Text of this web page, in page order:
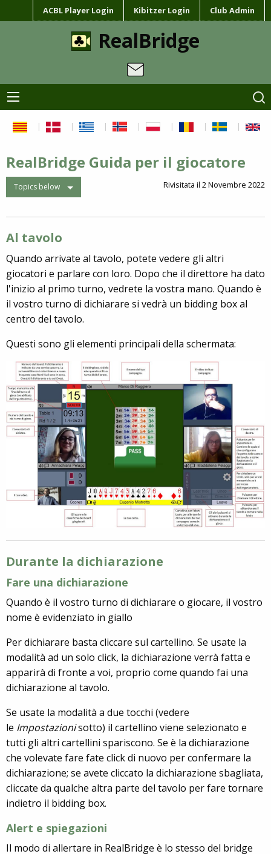
ACBL Player Login Kibitzer Login Club Admin
RealBridge
RealBridge Guida per il giocatore
Topics below Rivisitata il 2 Novembre 2022
Al tavolo
Quando arrivate al tavolo, potete vedere gli altri
giocatori e parlare con loro. Dopo che il direttore ha dato
l'inizio al primo turno, vedrete la vostra mano. Quando è
il vostro turno di dichiarare si vedrà un bidding box al
centro del tavolo.
Questi sono gli elementi principali della schermata:
Durante la dichiarazione
Fare una dichiarazione
Quando è il vostro turno di dichiarare o giocare, il vostro
nome è evidenziato in giallo
Per dichiarare basta cliccare sul cartellino. Se usate la
modalità ad un solo click, la dichiarazione verrà fatta e
apparirà di fronte a voi, proprio come quando fai una
dichiarazione al tavolo.
Se usate la modalità a due tocchi (vedere
le Impostazionisotto) il cartellino viene selezionato e
tutti gli altri cartellini spariscono. Se è la dichiarazione
che volevate fare fate click di nuovo per confermare la
dichiarazione; se avete cliccato la dichiarazione sbagliata,
cliccate da qualche altra parte del tavolo per fare tornare
indietro il bidding box.
Alert e spiegazioni
Il modo di allertare in RealBridge è lo stesso del bridge